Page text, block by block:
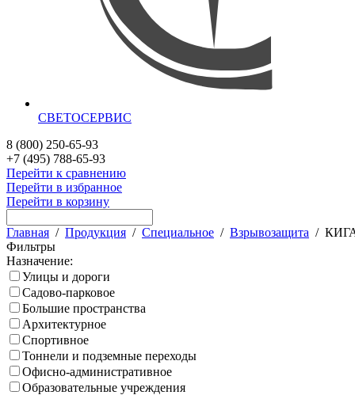
СВЕТОСЕРВИС
8 (800) 250-65-93
+7 (495) 788-65-93
Перейти к сравнению
Перейти в избранное
Перейти в корзину
Главная / Продукция / Специальное / Взрывозащита /
Фильтры
Назначение:
Улицы и дороги
Садово-парковое
Большие пространства
Архитектурное
Спортивное
Тоннели и подземные переходы
Офисно-административное
Образовательные учреждения